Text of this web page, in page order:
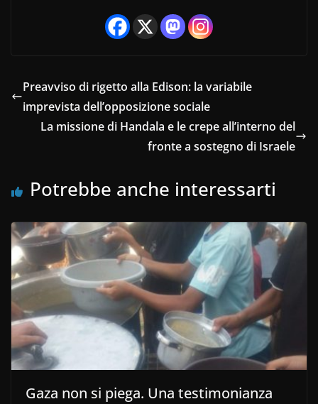
Preavviso di rigetto alla Edison: la variabile
imprevista dell’opposizione sociale
La missione di Handala e le crepe all’interno del
fronte a sostegno di Israele
Potrebbe anche interessarti
Gaza non si piega. Una testimonianza